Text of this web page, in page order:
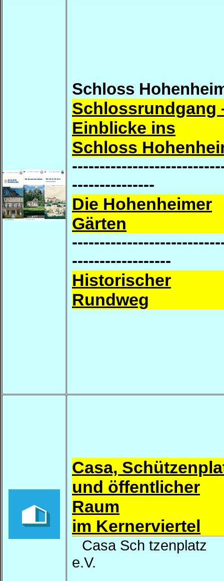
Schloss
Schlossrundgang
Einblicke ins
Schloss
---------------
Die Hohenheimer
Gärten
------------------
Historischer
Rundweg
Casa,
und öffentlicher
Raum
im Kernerviertel
Casa Sch tzenplatz
e.V.